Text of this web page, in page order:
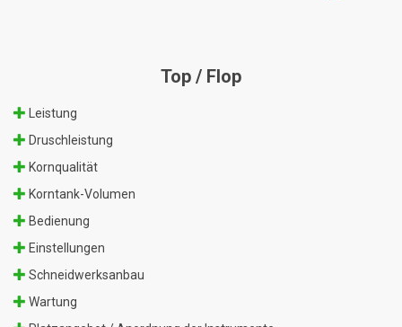
Top / Flop
Leistung
Druschleistung
Kornqualität
Korntank-Volumen
Bedienung
Einstellungen
Schneidwerksanbau
Wartung